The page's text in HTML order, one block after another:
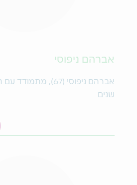
אברהם ניפוסי
שנים